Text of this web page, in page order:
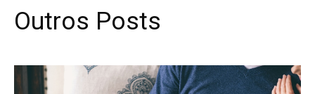
Outros Posts